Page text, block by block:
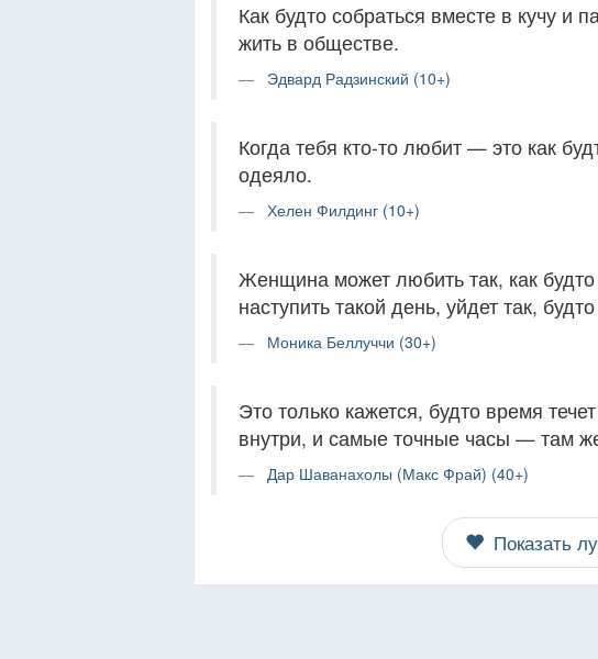
Как будто собраться вместе в кучу и
жить в обществе.
Эдвард Радзинский (10+)
Когда тебя кто-то любит — это как
одеяло.
Хелен Филдинг (10+)
Женщина может любить так, как
наступить такой день, уйдет так,
Моника Беллуччи (30+)
Это только кажется, будто время
внутри, и самые точные часы — там
Дар Шаванахолы (Макс Фрай) (40+)
Показать